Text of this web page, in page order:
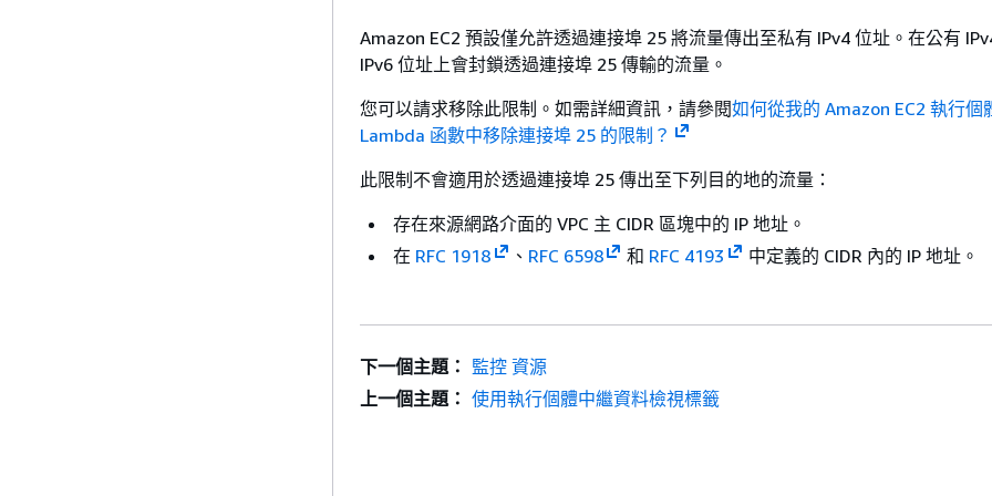
Amazon EC2 預設僅允許透過連接埠 25 將流量傳出至私有 IPv4 位址。在公有
IPv6 位址上會封鎖透過連接埠 25 傳輸的流量。
您可以請求移除此限制。如需詳細資訊，請參閱如何從我的 Amazon EC2 執行個
Lambda 函數中移除連接埠 25 的限制？
此限制不會適用於透過連接埠 25 傳出至下列目的地的流量：
存在來源網路介面的 VPC 主 CIDR 區塊中的 IP 地址。
在 RFC 1918 、 RFC 6598 和 RFC 4193 中定義的 CIDR 內的 IP 地址。
下一個主題： 監控 資源
上一個主題： 使用執行個體中繼資料檢視標籤